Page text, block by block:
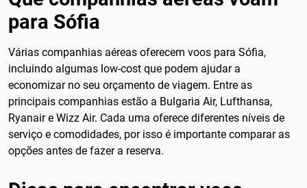
para Sófia
Várias companhias aéreas oferecem voos para Sófia,
incluindo algumas low-cost que podem ajudar a
economizar no seu orçamento de viagem. Entre as
principais companhias estão a Bulgaria Air, Lufthansa,
Ryanair e Wizz Air. Cada uma oferece diferentes níveis de
serviço e comodidades, por isso é importante comparar as
opções antes de fazer a reserva.